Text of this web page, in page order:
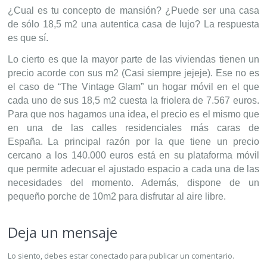
¿Cual es tu concepto de mansión? ¿Puede ser una casa
de sólo 18,5 m2 una autentica casa de lujo? La respuesta
es que sí.
Lo cierto es que la mayor parte de las viviendas tienen un
precio acorde con sus m2 (Casi siempre jejeje). Ese no es
el caso de “The Vintage Glam” un hogar móvil en el que
cada uno de sus 18,5 m2 cuesta la friolera de 7.567 euros.
Para que nos hagamos una idea, el precio es el mismo que
en una de las calles residenciales más caras de
España.
La principal razón por la que tiene un precio
cercano a los 140.000 euros está en su plataforma móvil
que permite adecuar el ajustado espacio a cada una de las
necesidades del momento. Además, dispone de un
pequeño porche de 10m2 para disfrutar al aire libre.
Deja un mensaje
Lo siento, debes estar conectado para publicar un comentario.